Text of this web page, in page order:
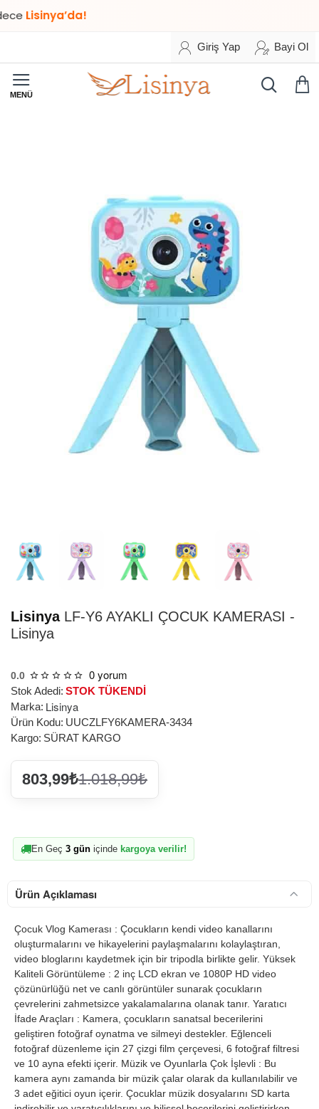
Lisinya’da!
Giriş Yap Bayi Ol
LisinyaLF-Y6 AYAKLI ÇOCUK KAMERASI -
Lisinya
0.0 0 yorum
Stok Adedi: STOK TÜKENDİ
Marka: Lisinya
Ürün Kodu: UUCZLFY6KAMERA-3434
Kargo: SÜRAT KARGO
803,99₺1.018,99₺
En Geç 3 gün içinde kargoya verilir!
Ürün Açıklaması
Çocuk Vlog Kamerası : Çocukların kendi video kanallarını
oluşturmalarını ve hikayelerini paylaşmalarını kolaylaştıran,
video bloglarını kaydetmek için bir tripodla birlikte gelir. Yüksek
Kaliteli Görüntüleme : 2 inç LCD ekran ve 1080P HD video
çözünürlüğü net ve canlı görüntüler sunarak çocukların
çevrelerini zahmetsizce yakalamalarına olanak tanır. Yaratıcı
İfade Araçları : Kamera, çocukların sanatsal becerilerini
geliştiren fotoğraf oynatma ve silmeyi destekler. Eğlenceli
fotoğraf düzenleme için 27 çizgi film çerçevesi, 6 fotoğraf filtresi
ve 10 ayna efekti içerir. Müzik ve Oyunlarla Çok İşlevli : Bu
kamera aynı zamanda bir müzik çalar olarak da kullanılabilir ve
3 adet eğitici oyun içerir. Çocuklar müzik dosyalarını SD karta